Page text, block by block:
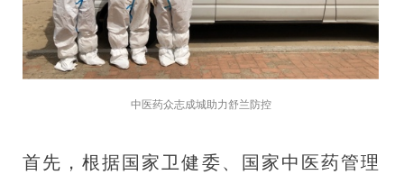
中医药众志成城助力舒兰防控
首先，根据国家卫健委、国家中医药管理